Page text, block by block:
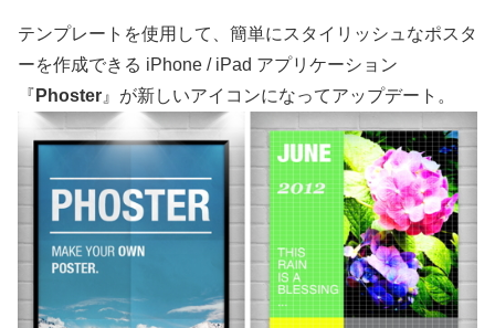
テンプレートを使用して、簡単にスタイリッシュなポスタ
ーを作成できる iPhone / iPad アプリケーション
『 Phoster 』が新しいアイコンになってアップデート。